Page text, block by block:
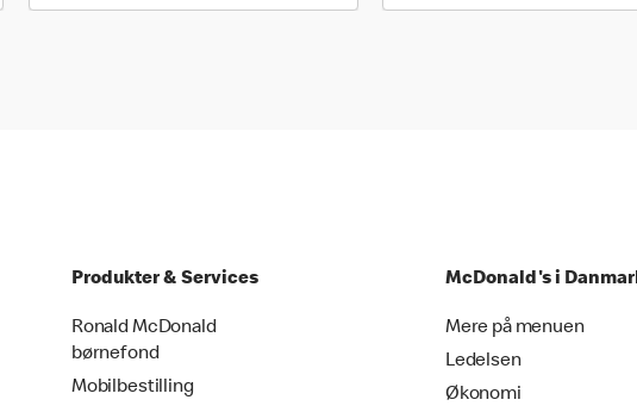
Produkter & Services
Ronald McDonald
børnefond
Mobilbestilling
McDonald's i
Mere på menuen
Ledelsen
Økonomi